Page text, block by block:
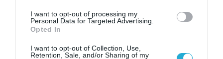
I want to opt-out of processing my
Personal Data for Targeted Advertising.
Opted In
I want to opt-out of Collection, Use,
Retention, Sale, and/or Sharing of my